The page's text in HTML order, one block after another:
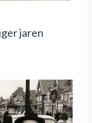
jaren